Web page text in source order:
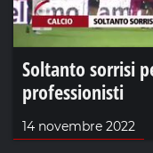
Soltanto sorrisi
professionisti
14 novembre 2022